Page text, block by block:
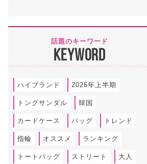
話題のキーワード
KEYWORD
ハイブランド 2026年上半期
トングサンダル 韓国
カードケース バッグ トレンド
指輪 オススメ ランキング
トートバッグ ストリート 大人